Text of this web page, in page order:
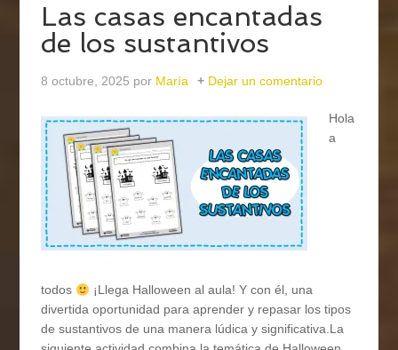
Las casas encantadas
de los sustantivos
8 octubre, 2025 por María Dejar un comentario
Hola
a
todos
¡Llega Halloween al aula! Y con él, una
divertida oportunidad para aprender y repasar los tipos
de sustantivos de una manera lúdica y significativa.La